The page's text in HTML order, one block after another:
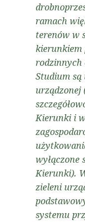
ramach
terenów w
kierunkiem
rodzinnych
Studium
urządzonej
Kierunki i
wyłączone
Kierunki).
zieleni
systemu